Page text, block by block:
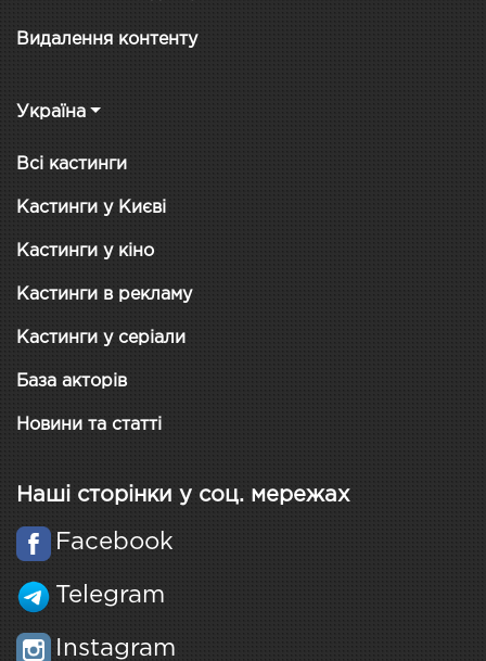
Видалення контенту
Україна
Всі кастинги
Кастинги у Києві
Кастинги у кіно
Кастинги в рекламу
Кастинги у серіали
База акторів
Новини та статті
Наші сторінки у соц. мережах
Facebook
Telegram
Instagram